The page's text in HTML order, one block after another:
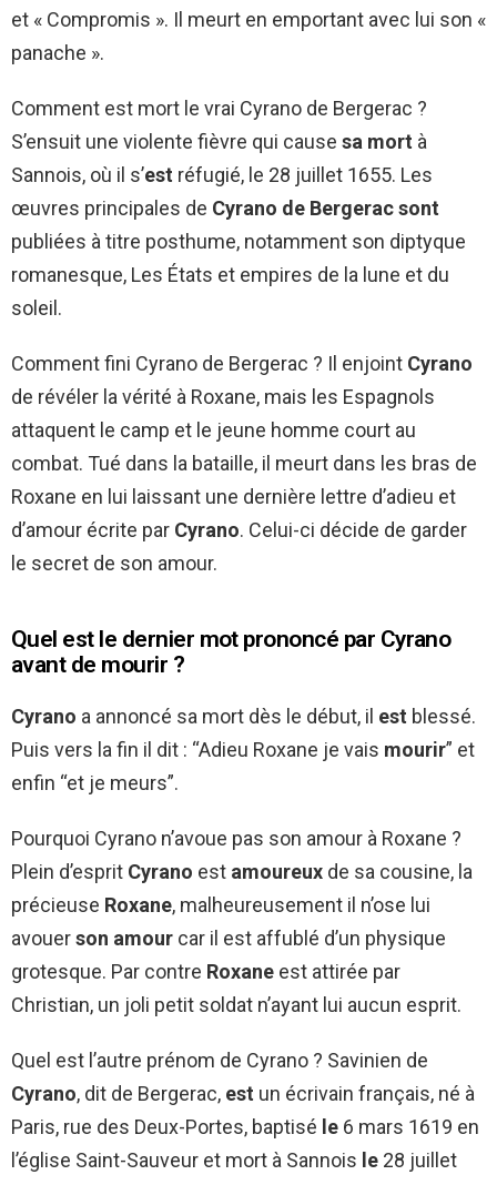
et « Compromis ». Il meurt en emportant avec lui son «
panache ».
Comment est mort le vrai Cyrano de Bergerac ?
S’ensuit une violente fièvre qui cause sa mort à
Sannois, où il s’est réfugié, le 28 juillet 1655. Les
œuvres principales de Cyrano de Bergerac sont
publiées à titre posthume, notamment son diptyque
romanesque, Les États et empires de la lune et du
soleil.
Comment fini Cyrano de Bergerac ? Il enjoint Cyrano
de révéler la vérité à Roxane, mais les Espagnols
attaquent le camp et le jeune homme court au
combat. Tué dans la bataille, il meurt dans les bras de
Roxane en lui laissant une dernière lettre d’adieu et
d’amour écrite par Cyrano. Celui-ci décide de garder
le secret de son amour.
Quel est le dernier mot prononcé par Cyrano
avant de mourir ?
Cyrano a annoncé sa mort dès le début, il est blessé.
Puis vers la fin il dit : “Adieu Roxane je vais mourir” et
enfin “et je meurs”.
Pourquoi Cyrano n’avoue pas son amour à Roxane ?
Plein d’esprit Cyrano est amoureux de sa cousine, la
précieuse Roxane, malheureusement il n’ose lui
avouerson amour car il est affublé d’un physique
grotesque. Par contre Roxane est attirée par
Christian, un joli petit soldat n’ayant lui aucun esprit.
Quel est l’autre prénom de Cyrano ? Savinien de
Cyrano, dit de Bergerac, est un écrivain français, né à
Paris, rue des Deux-Portes, baptisé le 6 mars 1619 en
l’église Saint-Sauveur et mort à Sannois le 28 juillet